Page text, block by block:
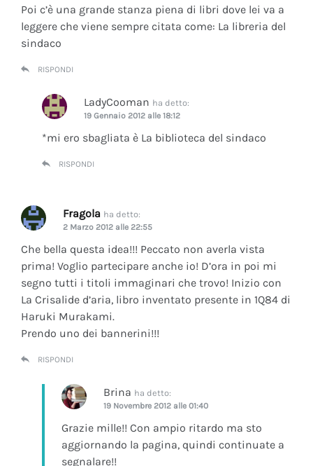
Poi c’è una grande stanza piena di libri dove lei va a
leggere che viene sempre citata come: La libreria del
sindaco
RISPONDI
LadyCooman ha detto:
19 Gennaio 2012 alle 18:12
*mi ero sbagliata è La biblioteca del sindaco
RISPONDI
Fragola ha detto:
2 Marzo 2012 alle 22:55
Che bella questa idea!!! Peccato non averla vista
prima! Voglio partecipare anche io! D’ora in poi mi
segno tutti i titoli immaginari che trovo! Inizio con
La Crisalide d’aria, libro inventato presente in 1Q84 di
Haruki Murakami.
Prendo uno dei bannerini!!!
RISPONDI
Brina ha detto:
19 Novembre 2012 alle 01:40
Grazie mille!! Con ampio ritardo ma sto
aggiornando la pagina, quindi continuate a
segnalare!!